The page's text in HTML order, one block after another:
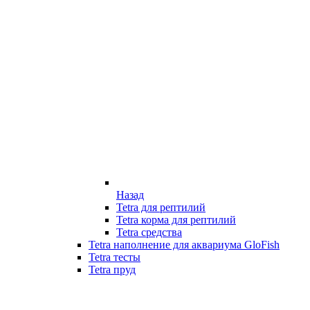
Назад
Tetra для рептилий
Tetra корма для рептилий
Tetra средства
Tetra наполнение для аквариума GloFish
Tetra тесты
Tetra пруд